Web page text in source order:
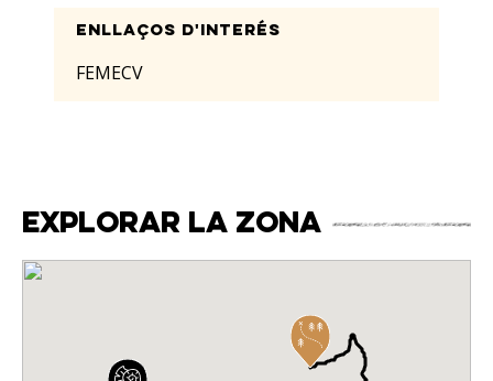
Enllaços d'interés
FEMECV
Explorar la zona